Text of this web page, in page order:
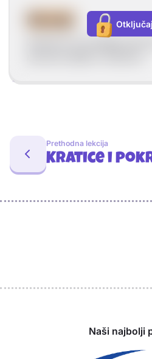
Zarezom se odvajaju
Prethodna lekcija
Kratice i
Naši najbolji